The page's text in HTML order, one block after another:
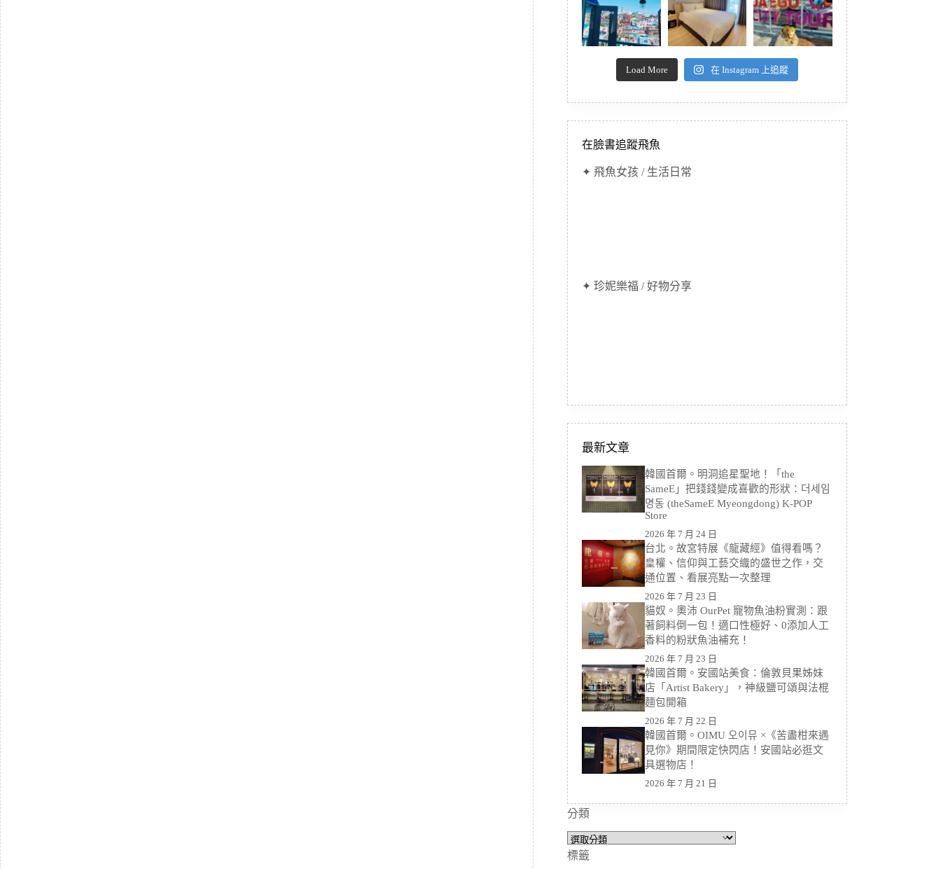
Load More 在 Instagram 上追蹤
在臉書追蹤飛魚
✦ 飛魚女孩 / 生活日常
✦ 珍妮樂福 / 好物分享
最新文章
韓國首爾。明洞追星聖地！「the
SameE」把錢錢變成喜歡的形狀：더세임
명동 (theSameE Myeongdong) K-POP
Store
2026 年 7 月 24 日
台北。故宮特展《龍藏經》值得看嗎？
皇權、信仰與工藝交織的盛世之作，交
通位置、看展亮點一次整理
2026 年 7 月 23 日
貓奴。奧沛 OurPet 寵物魚油粉實測：跟
著飼料倒一包！適口性極好、0添加人工
香料的粉狀魚油補充！
2026 年 7 月 23 日
韓國首爾。安國站美食：倫敦貝果姊妹
店「Artist Bakery」，神級鹽可頌與法棍
麵包開箱
2026 年 7 月 22 日
韓國首爾。OIMU 오이뮤 ×《苦盡柑來遇
見你》期間限定快閃店！安國站必逛文
具選物店！
2026 年 7 月 21 日
分類
分
類
標籤